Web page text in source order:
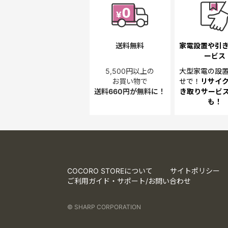
送料無料
5,500円以上の
お買い物で
送料660円が無料に！
家電設置や引
ービス
大型家電の設
せで！ リサイ
き取りサービ
も！
COCORO STOREについて
サイトポリシー
ご利用ガイド・サポート/お問い合わせ
© SHARP CORPORATION